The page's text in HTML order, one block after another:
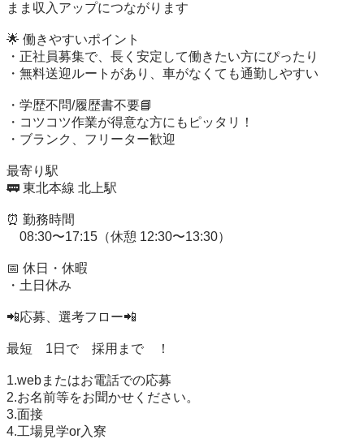
まま収入アップにつながります
🌟 働きやすいポイント
・正社員募集で、長く安定して働きたい方にぴったり
・無料送迎ルートがあり、車がなくても通勤しやすい
・学歴不問/履歴書不要📘
・コツコツ作業が得意な方にもピッタリ！
・ブランク、フリーター歓迎
最寄り駅
🚃 東北本線 北上駅
⏰ 勤務時間
08:30〜17:15（休憩 12:30〜13:30）
📅 休日・休暇
・土日休み
📲応募、選考フロー📲
最短　1日で　採用まで　！
1.webまたはお電話での応募
2.お名前等をお聞かせください。
3.面接
4.工場見学or入寮